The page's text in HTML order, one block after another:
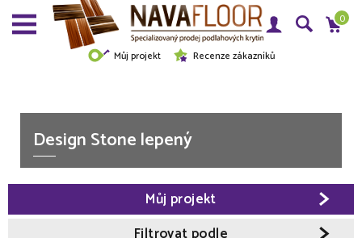
Můj projekt Recenze zákazníků
0
Design Stone lepený
Můj projekt